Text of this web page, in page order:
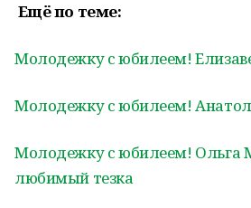
Ещё по теме:
Молодежку с юбилеем!
Молодежку с юбилеем!
Молодежку с юбилеем! Ольга
любимый тезка